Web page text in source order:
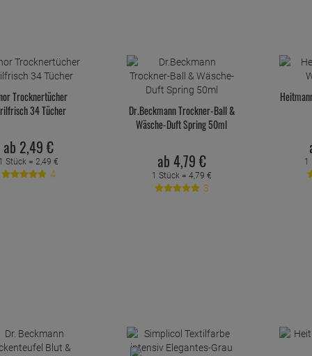
Trocknertücher
34 Tücher
ab 2,49 €
1 Stück =2,49 €
4
Dr.Beckmann Trockner-Ball &
Wäsche-Duft Spring 50ml
ab 4,79 €
1 Stück = 4,79 €
3
1